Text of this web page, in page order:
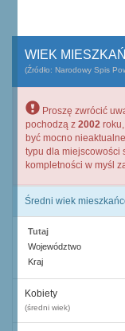
WIEK
(Źródło: Narodowy Spis
Proszę zwrócić
pochodzą z 2002
być mocno
typu dla miejscowości
kompletności w myśl
Średni wiek
Tutaj
Województwo
Kraj
Kobiety
(średni wiek)